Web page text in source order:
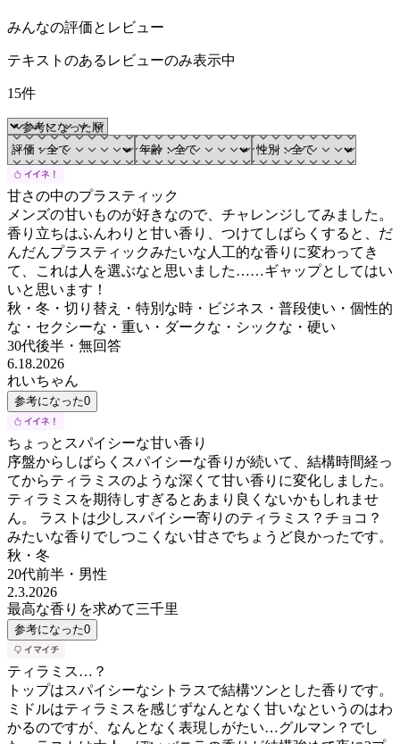
みんなの評価とレビュー
テキストのあるレビューのみ表示中
15件
甘さの中のプラスティック
メンズの甘いものが好きなので、チャレンジしてみました。
香り立ちはふんわりと甘い香り、つけてしばらくすると、だ
んだんプラスティックみたいな人工的な香りに変わってき
て、これは人を選ぶなと思いました……ギャップとしてはい
いと思います！
秋・冬・切り替え・特別な時・ビジネス・普段使い・個性的
な・セクシーな・重い・ダークな・シックな・硬い
30代後半 ・ 無回答
6.18.2026
れいちゃん
参考になった0
ちょっとスパイシーな甘い香り
序盤からしばらくスパイシーな香りが続いて、結構時間経っ
てからティラミスのような深くて甘い香りに変化しました。
ティラミスを期待しすぎるとあまり良くないかもしれませ
ん。 ラストは少しスパイシー寄りのティラミス？チョコ？
みたいな香りでしつこくない甘さでちょうど良かったです。
秋・冬
20代前半 ・ 男性
2.3.2026
最高な香りを求めて三千里
参考になった0
ティラミス…？
トップはスパイシーなシトラスで結構ツンとした香りです。
ミドルはティラミスを感じずなんとなく甘いなというのはわ
かるのですが、なんとなく表現しがたい…グルマン？でし